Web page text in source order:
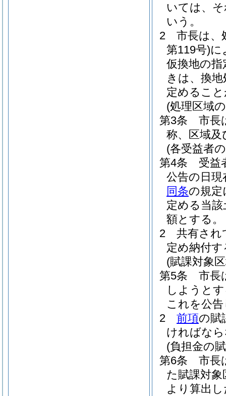
いては、
いう。
2
市長は、
第119号)に
仮換地の
きは、換
定めるこ
(処理区域
第3条
市長
称、区域
(各受益者
第4条
受益
公告の日
同条の規定
定める当
額とする。
2
共有され
定め納付
(賦課対象
第5条
市長
しようと
これを公
2
前項の賦
ければな
(負担金の
第6条
市長
た賦課対
より算出